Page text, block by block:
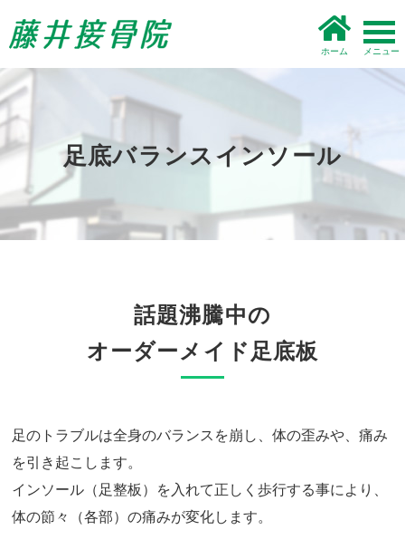
ホーム
足底バランスインソール
話題沸騰中の
オーダーメイド足底板
足のトラブルは全身のバランスを崩し、体の歪みや、痛み
を引き起こします。
インソール（足整板）を入れて正しく歩行する事により、
体の節々（各部）の痛みが変化します。